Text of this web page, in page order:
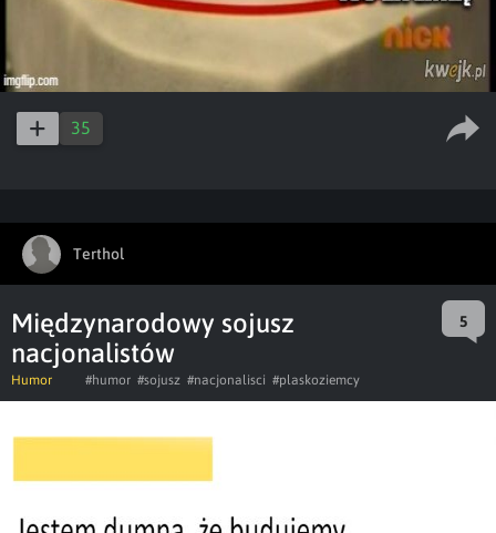
35
Terthol
Międzynarodowy sojusz
nacjonalistów
5
Humor #humor #sojusz #nacjonalisci #plaskoziemcy